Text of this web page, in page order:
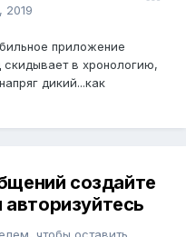
2019
приложение
скидывает в хронологию,
дикий...как
создайте